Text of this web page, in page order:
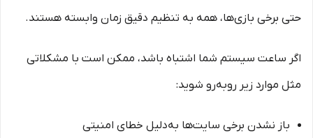
حتی برخی بازی‌ها، همه به تنظیم دقیق زمان وابسته هستند.
اگر ساعت سیستم شما اشتباه باشد، ممکن است با مشکلاتی
مثل موارد زیر روبه‌رو شوید:
باز نشدن برخی سایت‌ها به‌دلیل خطای امنیتی